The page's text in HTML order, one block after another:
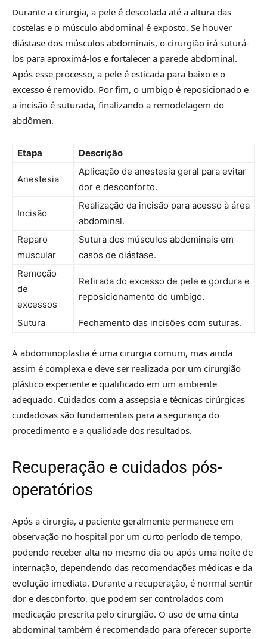
Durante a cirurgia, a pele é descolada até a altura das
costelas e o músculo abdominal é exposto. Se houver
diástase dos músculos abdominais, o cirurgião irá suturá-
los para aproximá-los e fortalecer a parede abdominal.
Após esse processo, a pele é esticada para baixo e o
excesso é removido. Por fim, o umbigo é reposicionado e
a incisão é suturada, finalizando a remodelagem do
abdômen.
Etapa Descrição
Anestesia
Aplicação de anestesia geral para evitar
dor e desconforto.
Incisão
Realização da incisão para acesso à área
abdominal.
Reparo
muscular
Sutura dos músculos abdominais em
casos de diástase.
Remoção
de
excessos
Retirada do excesso de pele e gordura e
reposicionamento do umbigo.
Sutura Fechamento das incisões com suturas.
A abdominoplastia é uma cirurgia comum, mas ainda
assim é complexa e deve ser realizada por um cirurgião
plástico experiente e qualificado em um ambiente
adequado. Cuidados com a assepsia e técnicas cirúrgicas
cuidadosas são fundamentais para a segurança do
procedimento e a qualidade dos resultados.
Recuperação e cuidados pós-
operatórios
Após a cirurgia, a paciente geralmente permanece em
observação no hospital por um curto período de tempo,
podendo receber alta no mesmo dia ou após uma noite de
internação, dependendo das recomendações médicas e da
evolução imediata. Durante a recuperação, é normal sentir
dor e desconforto, que podem ser controlados com
medicação prescrita pelo cirurgião. O uso de uma cinta
abdominal também é recomendado para oferecer suporte